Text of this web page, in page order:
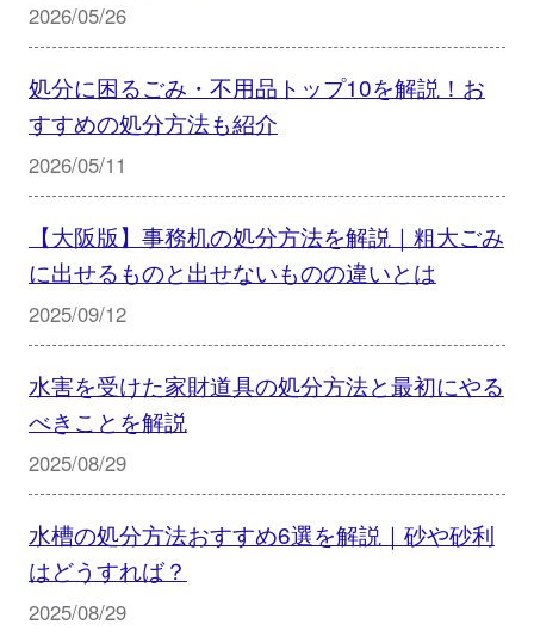
2026/05/26
処分に困るごみ・不用品トップ10を解説！お
すすめの処分方法も紹介
2026/05/11
【大阪版】事務机の処分方法を解説｜粗大ごみ
に出せるものと出せないものの違いとは
2025/09/12
水害を受けた家財道具の処分方法と最初にやる
べきことを解説
2025/08/29
水槽の処分方法おすすめ6選を解説｜砂や砂利
はどうすれば？
2025/08/29